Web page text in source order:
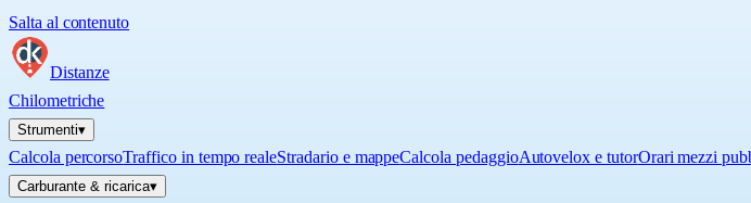
Salta al contenuto
Distanze
Chilometriche
Strumenti▾
Calcola percorsoTraffico in tempo realeStradario e mappeCalcola pedaggioAutovelox e tutorOrari mezzi
Carburante & ricarica▾